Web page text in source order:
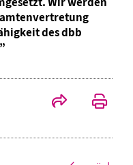
des dbb